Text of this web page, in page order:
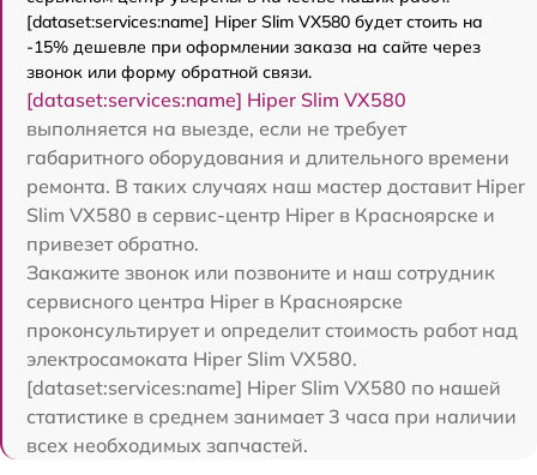
[dataset:services:name] Hiper Slim VX580 будет стоить на
-15% дешевле при оформлении заказа на сайте через
звонок или форму обратной связи.
[dataset:services:name] Hiper Slim VX580
выполняется на выезде, если не требует
габаритного оборудования и длительного времени
ремонта. В таких случаях наш мастер доставит Hiper
Slim VX580 в сервис-центр Hiper в Красноярске и
привезет обратно.
Закажите звонок или позвоните и наш сотрудник
сервисного центра Hiper в Красноярске
проконсультирует и определит стоимость работ над
электросамоката Hiper Slim VX580.
[dataset:services:name] Hiper Slim VX580 по нашей
статистике в среднем занимает 3 часа при наличии
всех необходимых запчастей.